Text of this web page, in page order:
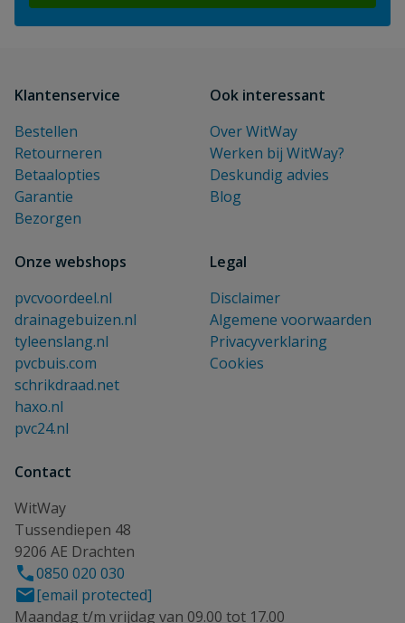
Klantenservice
Bestellen
Retourneren
Betaalopties
Garantie
Bezorgen
Ook interessant
Over WitWay
Werken bij WitWay?
Deskundig advies
Blog
Onze webshops
pvcvoordeel.nl
drainagebuizen.nl
tyleenslang.nl
pvcbuis.com
schrikdraad.net
haxo.nl
pvc24.nl
Legal
Disclaimer
Algemene voorwaarden
Privacyverklaring
Cookies
Contact
WitWay
Tussendiepen 48
9206 AE Drachten
0850 020 030
[email protected]
Maandag t/m vrijdag van 09.00 tot 17.00